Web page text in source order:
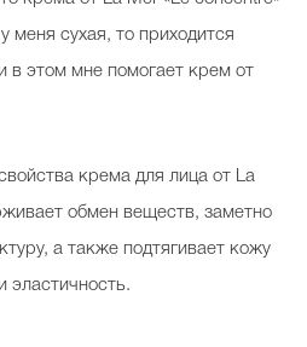
меня сухая, то приходится
в этом мне помогает крем от
крема для лица от La
обмен веществ, заметно
а также подтягивает кожу
эластичность.